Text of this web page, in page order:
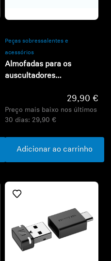
Peças sobressalentes e
acessórios
Almofadas para os
auscultadores
29,90 €
Preço mais baixo nos últimos
30 dias: 29,90 €
Adicionar ao carrinho